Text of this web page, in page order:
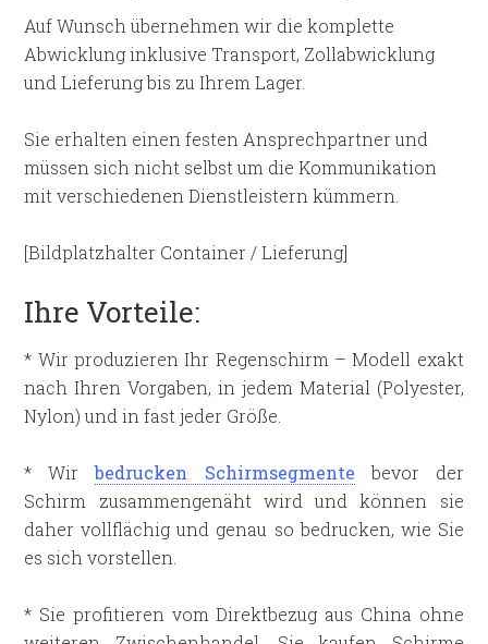
Auf Wunsch übernehmen wir die komplette
Abwicklung inklusive Transport, Zollabwicklung
und Lieferung bis zu Ihrem Lager.
Sie erhalten einen festen Ansprechpartner und
müssen sich nicht selbst um die Kommunikation
mit verschiedenen Dienstleistern kümmern.
[Bildplatzhalter Container / Lieferung]
Ihre Vorteile:
* Wir produzieren Ihr Regenschirm – Modell exakt
nach Ihren Vorgaben, in jedem Material (Polyester,
Nylon) und in fast jeder Größe.
* Wirbedrucken Schirmsegmente bevor der
Schirm zusammengenäht wird und können sie
daher vollflächig und genau so bedrucken, wie Sie
es sich vorstellen.
* Sie profitieren vom Direktbezug aus China ohne